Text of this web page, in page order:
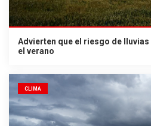
Advierten que el riesgo de
el verano
CLIMA